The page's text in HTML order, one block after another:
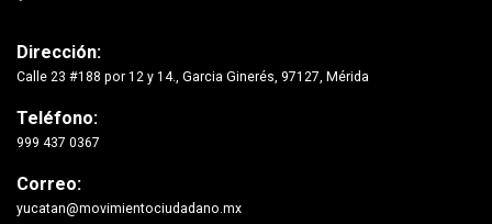
Dirección:
Calle 23 #188 por 12 y 14., Garcia Ginerés, 97127, Mérida
Teléfono:
999 437 0367
Correo:
yucatan@movimientociudadano.mx